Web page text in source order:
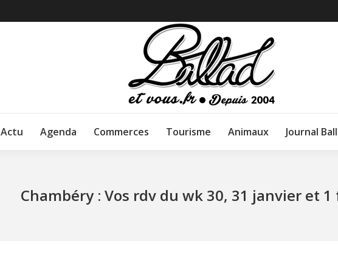
Actu Agenda Commerces Tourisme Animaux Journal
Chambéry : Vos rdv du wk 30, 31 janvier et